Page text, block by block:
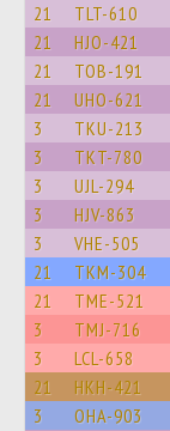
21 TLT-610
21 HJO-421
21 TOB-191
21 UHO-621
3 TKU-213
3 TKT-780
3 UJL-294
3 HJV-863
3 VHE-505
21 TKM-304
21 TME-521
3 TMJ-716
3 LCL-658
21 HKH-421
3 OHA-903